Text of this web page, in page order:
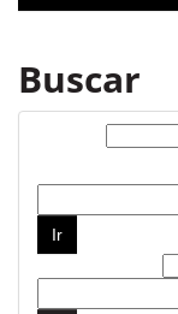
Buscar